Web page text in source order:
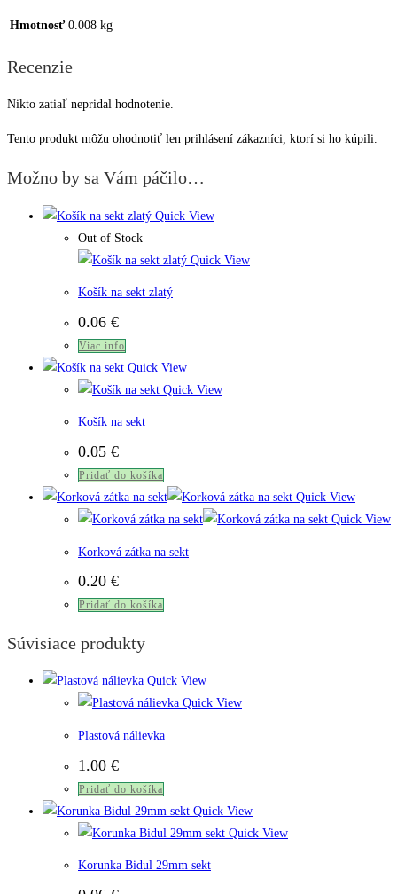
Hmotnosť 0.008 kg
Recenzie
Nikto zatiaľ nepridal hodnotenie.
Tento produkt môžu ohodnotiť len prihlásení zákazníci, ktorí si ho kúpili.
Možno by sa Vám páčilo…
Quick View
Out of Stock
Quick View
Košík na sekt zlatý
0.06 €
Viac info
Quick View
Quick View
Košík na sekt
0.05 €
Pridať do košíka
Quick View
Quick View
Korková zátka na sekt
0.20 €
Pridať do košíka
Súvisiace produkty
Quick View
Quick View
Plastová nálievka
1.00 €
Pridať do košíka
Quick View
Quick View
Korunka Bidul 29mm sekt